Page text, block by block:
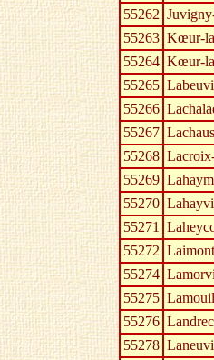
55262
55263 Kœur-
55264 Kœur-
55265
55266
55267
55268
55269
55270
55271
55272 Laimont
55274
55275
55276
55278